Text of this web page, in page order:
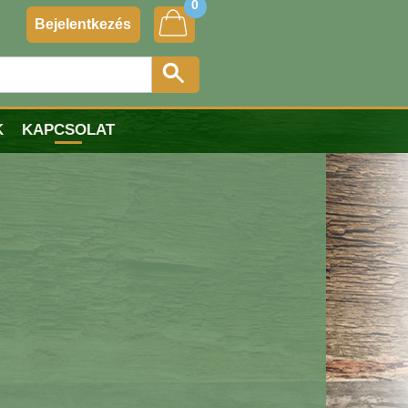
Bejelentkezés
0
KAPCSOLAT